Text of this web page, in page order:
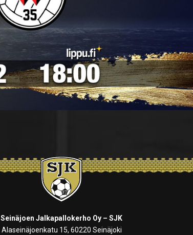
Seinäjoen Jalkapallokerho Oy – SJK
Alaseinäjoenkatu 15, 60220 Seinäjoki